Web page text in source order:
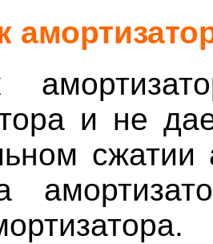
и не
сжатии